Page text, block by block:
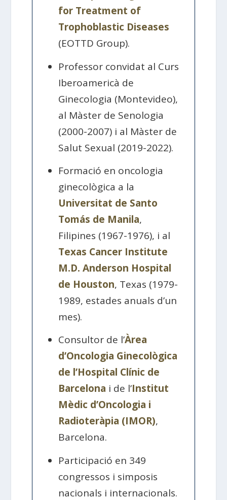
for Treatment of
Trophoblastic Diseases
(EOTTD Group).
Professor convidat al Curs
Iberoamericà de
Ginecologia (Montevideo),
al Màster de Senologia
(2000-2007) i al Màster de
Salut Sexual (2019-2022).
Formació en oncologia
ginecològica a la
Universitat de Santo
Tomás de Manila,
Filipines (1967-1976), i al
Texas Cancer Institute
M.D. Anderson Hospital
de Houston, Texas (1979-
1989, estades anuals d’un
mes).
Consultor de l’Àrea
d’Oncologia Ginecològica
de l’Hospital Clínic de
Barcelona i de l’Institut
Mèdic d’Oncologia i
Radioteràpia (IMOR),
Barcelona.
Participació en 349
congressos i simposis
nacionals i internacionals.